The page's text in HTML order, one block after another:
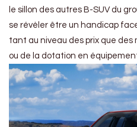
le sillon des autres B-SUV du
se révèler être un handicap
tant au niveau des prix que des
ou de la dotation en